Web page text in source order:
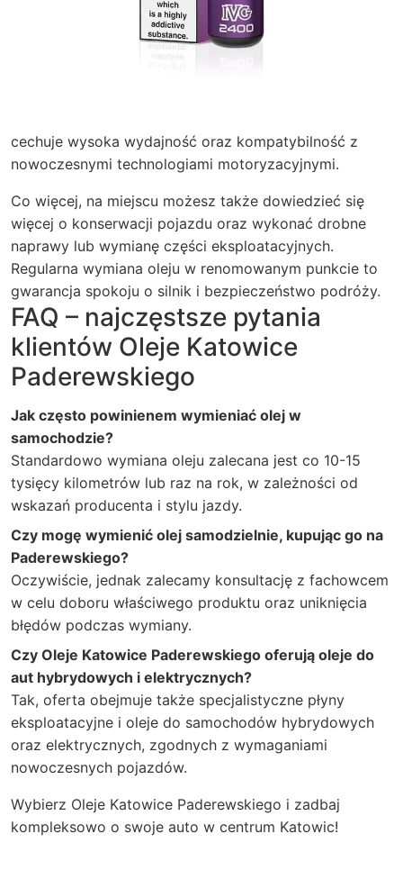
cechuje wysoka wydajność oraz kompatybilność z
nowoczesnymi technologiami motoryzacyjnymi.
Co więcej, na miejscu możesz także dowiedzieć się
więcej o konserwacji pojazdu oraz wykonać drobne
naprawy lub wymianę części eksploatacyjnych.
Regularna wymiana oleju w renomowanym punkcie to
gwarancja spokoju o silnik i bezpieczeństwo podróży.
FAQ – najczęstsze pytania
klientów Oleje Katowice
Paderewskiego
Jak często powinienem wymieniać olej w
samochodzie?
Standardowo wymiana oleju zalecana jest co 10-15
tysięcy kilometrów lub raz na rok, w zależności od
wskazań producenta i stylu jazdy.
Czy mogę wymienić olej samodzielnie, kupując go na
Paderewskiego?
Oczywiście, jednak zalecamy konsultację z fachowcem
w celu doboru właściwego produktu oraz uniknięcia
błędów podczas wymiany.
Czy Oleje Katowice Paderewskiego oferują oleje do
aut hybrydowych i elektrycznych?
Tak, oferta obejmuje także specjalistyczne płyny
eksploatacyjne i oleje do samochodów hybrydowych
oraz elektrycznych, zgodnych z wymaganiami
nowoczesnych pojazdów.
Wybierz Oleje Katowice Paderewskiego i zadbaj
kompleksowo o swoje auto w centrum Katowic!